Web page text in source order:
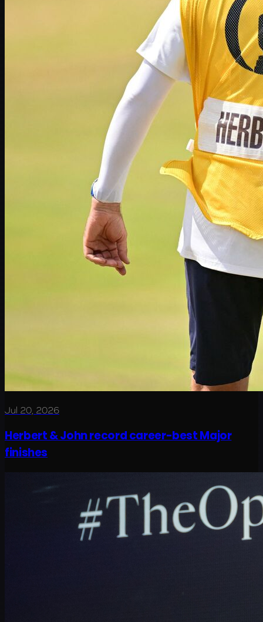
Jul 20, 2026
Herbert & John record career-best Major
finishes